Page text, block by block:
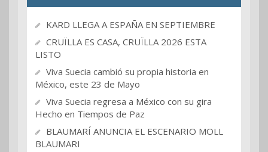
KARD LLEGA A ESPAÑA EN SEPTIEMBRE
CRUÏLLA ES CASA, CRUÏLLA 2026 ESTA
LISTO
Viva Suecia cambió su propia historia en
México, este 23 de Mayo
Viva Suecia regresa a México con su gira
Hecho en Tiempos de Paz
BLAUMARÍ ANUNCIA EL ESCENARIO MOLL
BLAUMARI